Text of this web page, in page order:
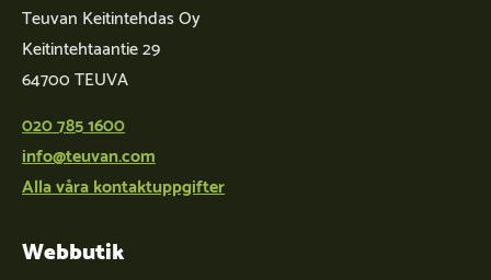
Teuvan Keitintehdas Oy
Keitintehtaantie 29
64700 TEUVA
020 785 1600
info@teuvan.com
Alla våra kontaktuppgifter
Webbutik